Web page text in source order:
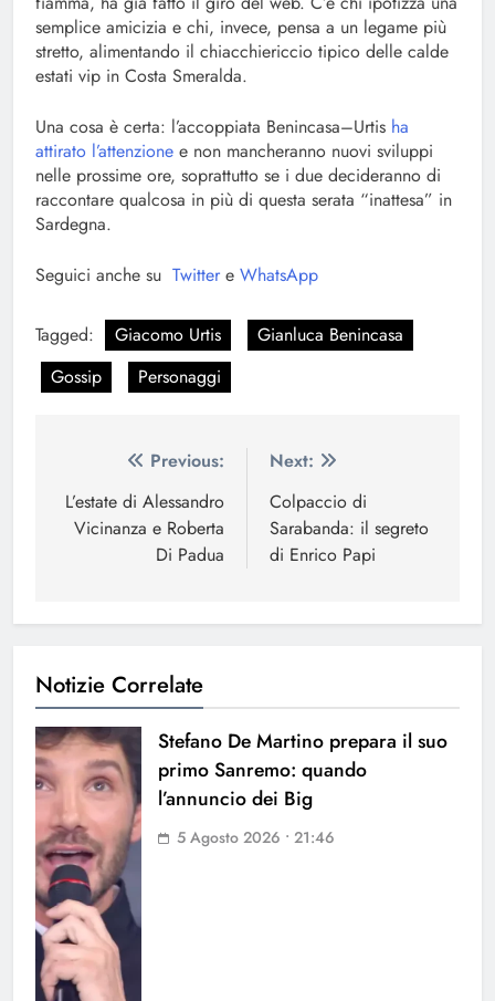
semplice amicizia e chi, invece, pensa a un legame più
stretto, alimentando il chiacchiericcio tipico delle calde
estati vip in Costa Smeralda.
Una cosa è certa: l’accoppiata Benincasa–Urtis ha
attirato l’attenzione e non mancheranno nuovi sviluppi
nelle prossime ore, soprattutto se i due decideranno di
raccontare qualcosa in più di questa serata “inattesa” in
Sardegna.
Seguici anche su Twitter e WhatsApp
Tagged: Giacomo Urtis
Gianluca Benincasa
Gossip
Personaggi
Navigazione
articoli
Previous:
L’estate di Alessandro
Vicinanza e Roberta
Di Padua
Next:
Colpaccio di
Sarabanda: il segreto
di Enrico Papi
Notizie Correlate
Stefano De Martino prepara il suo
primo Sanremo: quando
l’annuncio dei Big
5 Agosto 2026 • 21:46